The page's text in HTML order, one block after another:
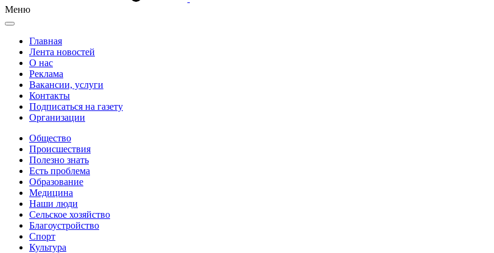
Меню
Главная
Лента новостей
О нас
Реклама
Вакансии, услуги
Контакты
Подписаться на газету
Организации
Общество
Происшествия
Полезно знать
Есть проблема
Образование
Медицина
Наши люди
Сельское хозяйство
Благоустройство
Спорт
Культура